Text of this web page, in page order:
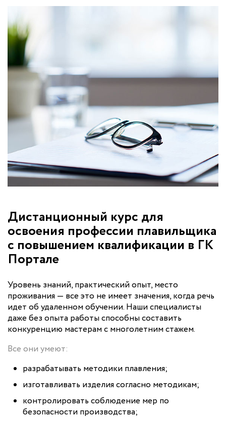
Дистанционный курс для
освоения профессии плавильщика
с повышением квалификации в ГК
Портале
Уровень знаний, практический опыт, место
проживания — все это не имеет значения, когда речь
идет об удаленном обучении. Наши специалисты
даже без опыта работы способны составить
конкуренцию мастерам с многолетним стажем.
Все они умеют:
разрабатывать методики плавления;
изготавливать изделия согласно методикам;
контролировать соблюдение мер по
безопасности производства;